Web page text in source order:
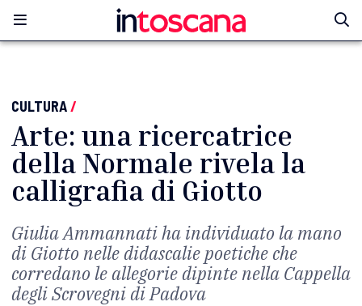
CULTURA/
Arte: una ricercatrice
della Normale rivela la
calligrafia di Giotto
Giulia Ammannati ha individuato la mano
di Giotto nelle didascalie poetiche che
corredano le allegorie dipinte nella Cappella
degli Scrovegni di Padova